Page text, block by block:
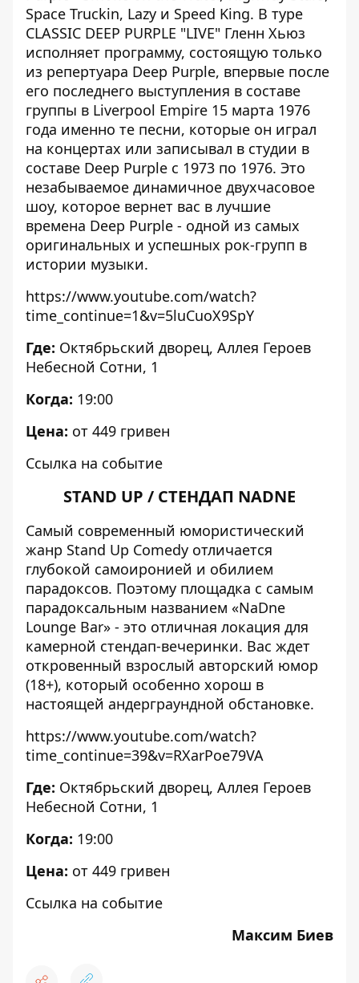
Space Truckin, Lazy и Speed King. В туре
CLASSIC DEEP PURPLE "LIVE" Гленн Хьюз
исполняет программу, состоящую только
из репертуара Deep Purple, впервые после
его последнего выступления в составе
группы в Liverpool Empire 15 марта 1976
года именно те песни, которые он играл
на концертах или записывал в студии в
составе Deep Purple с 1973 по 1976. Это
незабываемое динамичное двухчасовое
шоу, которое вернет вас в лучшие
времена Deep Purple - одной из самых
оригинальных и успешных рок-групп в
истории музыки.
https://www.youtube.com/watch?
time_continue=1&v=5luCuoX9SpY
Где: Октябрьский дворец, Аллея Героев
Небесной Сотни, 1
Когда: 19:00
Цена: от 449 гривен
Ссылка на событие
STAND UP / СТЕНДАП NADNE
Самый современный юмористический
жанр Stand Up Comedy отличается
глубокой самоиронией и обилием
парадоксов. Поэтому площадка с самым
парадоксальным названием «NaDne
Lounge Bar» - это отличная локация для
камерной стендап-вечеринки. Вас ждет
откровенный взрослый авторский юмор
(18+), который особенно хорош в
настоящей андерграундной обстановке.
https://www.youtube.com/watch?
time_continue=39&v=RXarPoe79VA
Где: Октябрьский дворец, Аллея Героев
Небесной Сотни, 1
Когда: 19:00
Цена: от 449 гривен
Ссылка на событие
Максим Биев